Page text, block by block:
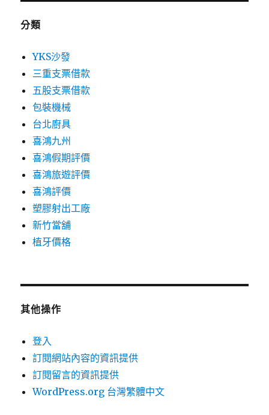
分類
YKS沙發
三重支票借款
五股支票借款
包裝機械
台北廚具
喜鴻九州
喜鴻假期評價
喜鴻旅遊評價
喜鴻評價
塑膠射出工廠
新竹當舖
植牙價格
其他操作
登入
訂閱網站內容的資訊提供
訂閱留言的資訊提供
WordPress.org 台灣繁體中文